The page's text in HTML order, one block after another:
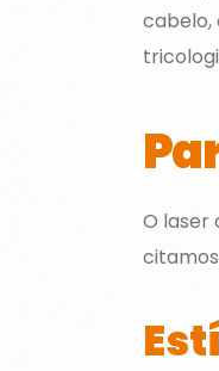
cabelo,
O laser